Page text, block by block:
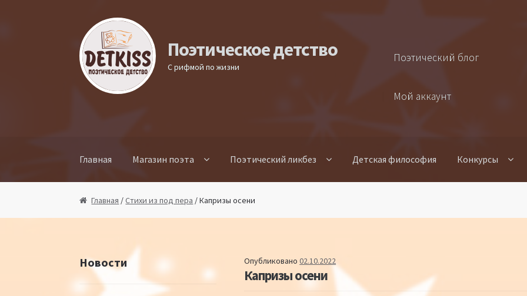
Поэтическое детство
С рифмой по жизни
Поэтический блог
Мой аккаунт
Главная Магазин поэта Поэтический ликбез Детская философия Конкурсы
Главная /Стихи из под пера / Капризы осени
Опубликовано02.10.2022
Капризы осени
Новости